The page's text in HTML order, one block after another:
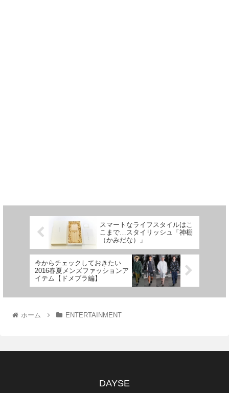
スマートなライフスタイルはこ
こまで…スタイリッシュ「神棚
（かみだな）」
今からチェックしておきたい
2016春夏メンズファッションア
イテム【ドメブラ編】
ホーム ENTERTAINMENT
DAYSE